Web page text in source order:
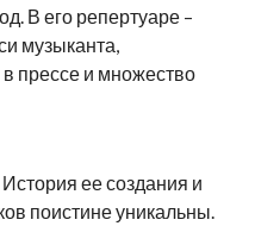
В его репертуаре –
музыканта,
прессе и множество
ее создания и
поистине уникальны.